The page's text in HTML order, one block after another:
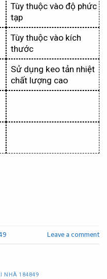
Tùy thuộc vào độ phức
tạp
Tùy thuộc vào kích
thước
Sử dụng keo tản nhiệt
chất lượng cao
Leave a comment
NHÀ 184849